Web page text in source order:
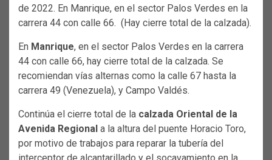
de 2022. En Manrique, en el sector Palos Verdes en la
carrera 44 con calle 66. (Hay cierre total de la calzada).
En Manrique, en el sector Palos Verdes en la carrera
44 con calle 66, hay cierre total de la calzada. Se
recomiendan vías alternas como la calle 67 hasta la
carrera 49 (Venezuela), y Campo Valdés.
Continúa el cierre total de la calzada Oriental de la
Avenida Regional a la altura del puente Horacio Toro,
por motivo de trabajos para reparar la tubería del